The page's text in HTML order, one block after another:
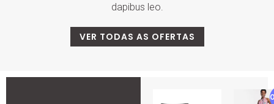
dapibus leo.
VER TODAS AS OFERTAS